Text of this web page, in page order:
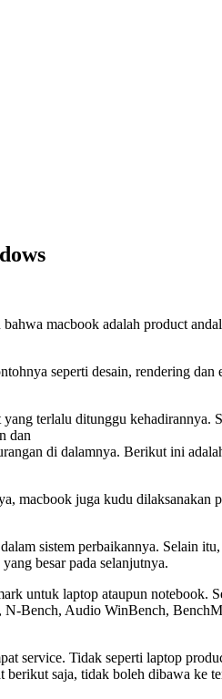
macbook adalah product
seperti desain, rendering
terlalu ditunggu
dan
di dalamnya. Berikut ini
macbook juga kudu
sistem perbaikannya. Selain
besar pada selanjutnya.
untuk laptop ataupun notebook.
Bench, Audio WinBench,
service. Tidak seperti laptop
saja, tidak boleh dibawa ke